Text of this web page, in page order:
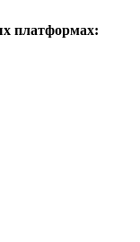
платформах: